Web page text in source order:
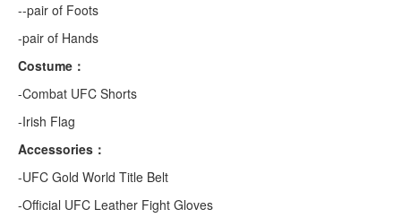
--pair of Foots
-pair of Hands
Costume：
-Combat UFC Shorts
-Irish Flag
Accessories：
-UFC Gold World Title Belt
-Official UFC Leather Fight Gloves